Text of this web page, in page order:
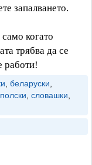
запалването.
когато
трябва да се
работи!
беларуски
полски словашки